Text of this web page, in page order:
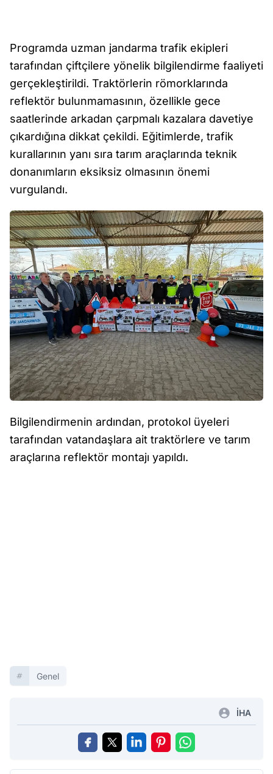
Programda uzman jandarma trafik ekipleri
tarafından çiftçilere yönelik bilgilendirme faaliyeti
gerçekleştirildi. Traktörlerin römorklarında
reflektör bulunmamasının, özellikle gece
saatlerinde arkadan çarpmalı kazalara davetiye
çıkardığına dikkat çekildi. Eğitimlerde, trafik
kurallarının yanı sıra tarım araçlarında teknik
donanımların eksiksiz olmasının önemi
vurgulandı.
Bilgilendirmenin ardından, protokol üyeleri
tarafından vatandaşlara ait traktörlere ve tarım
araçlarına reflektör montajı yapıldı.
Genel
İHA